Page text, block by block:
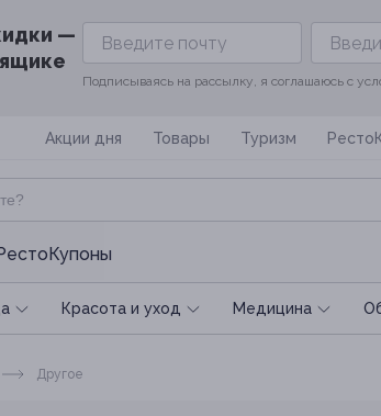
—
Подписываясь на рассылку, я соглашаюсь с
Акции дня Товары Туризм
Красота и уход Медицина
Другое